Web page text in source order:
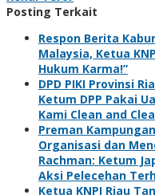
Posting Terkait
Respon Berita
Malaysia, Ketua
Hukum Karma!”
DPD PIKI Provinsi
Ketum DPP Pakai
Kami Clean and
Preman
Organisasi dan
Rachman: Ketum
Aksi Pelecehan
Ketua KNPI Riau